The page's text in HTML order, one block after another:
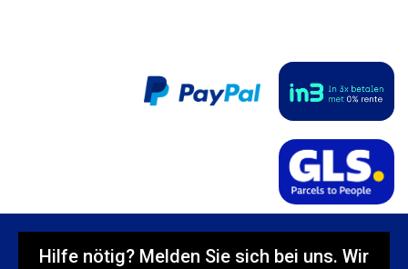
Hilfe nötig? Melden Sie sich bei uns. Wir